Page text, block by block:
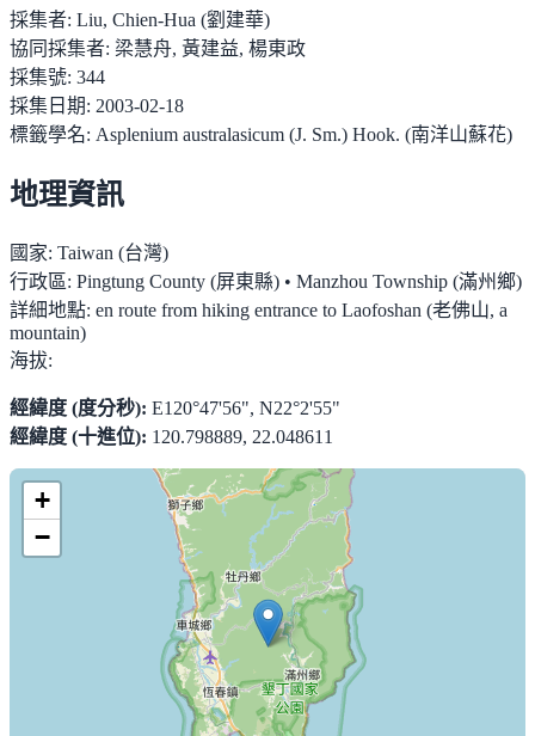
採集者: Liu, Chien-Hua (劉建華)
協同採集者: 梁慧舟, 黃建益, 楊東政
採集號: 344
採集日期: 2003-02-18
標籤學名: Asplenium australasicum (J. Sm.) Hook. (南洋山蘇花)
地理資訊
國家: Taiwan (台灣)
行政區: Pingtung County (屏東縣) • Manzhou Township (滿州鄉)
詳細地點: en route from hiking entrance to Laofoshan (老佛山, a
mountain)
海拔:
經緯度 (度分秒): E120°47'56", N22°2'55"
經緯度 (十進位): 120.798889, 22.048611
+
−